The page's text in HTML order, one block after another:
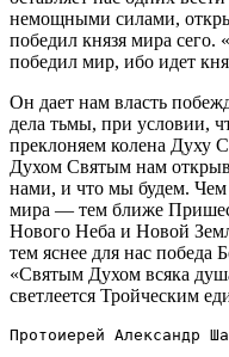
немощными силами,
победил князя мира
победил мир, ибо идет
Он дает нам власть
дела тьмы, при условии,
преклоняем колена Духу
Духом Святым нам
нами, и что мы будем.
мира — тем ближе
Нового Неба и Новой
тем яснее для нас победа
«Святым Духом всяка
светлеется Тройческим
Протоиерей Александр